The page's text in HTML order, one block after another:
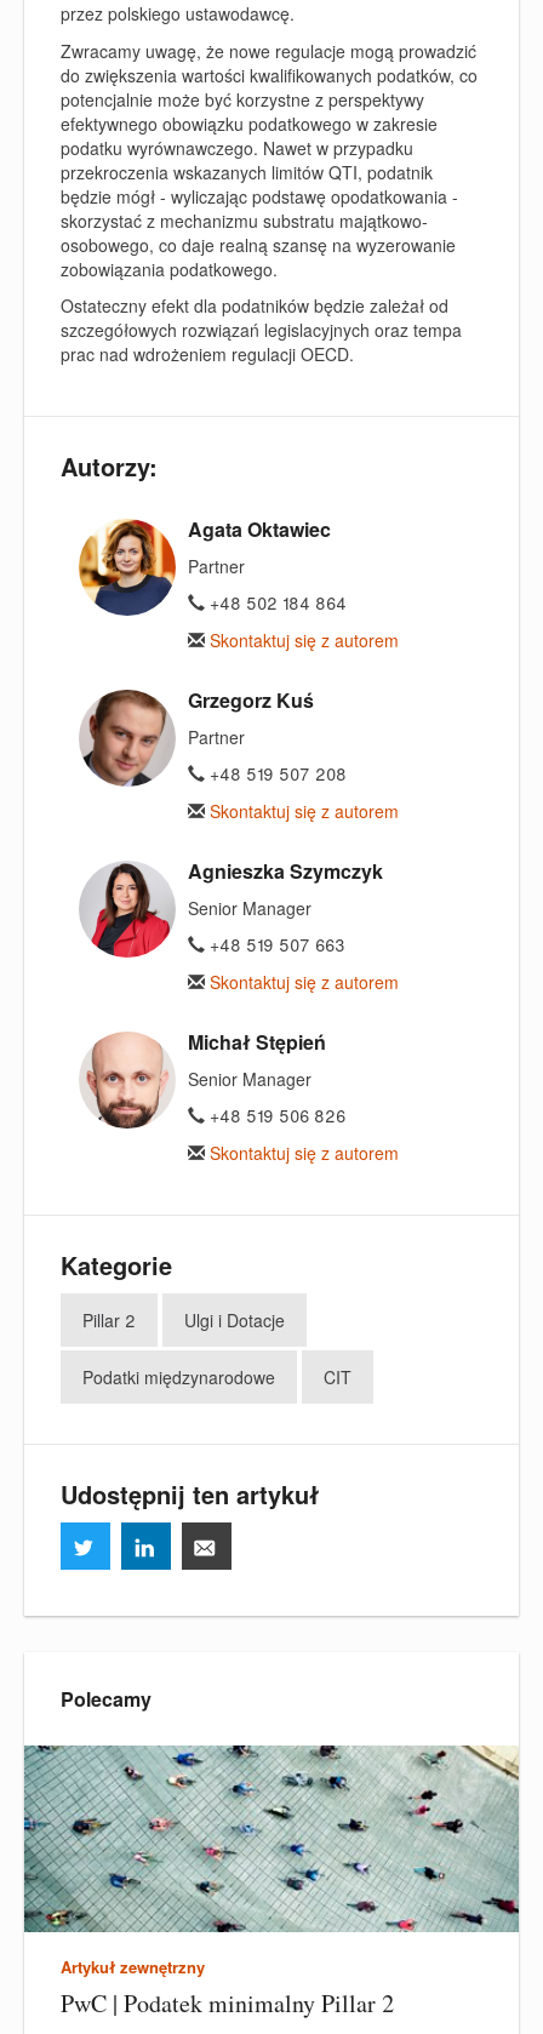
przez polskiego ustawodawcę.
Zwracamy uwagę, że nowe regulacje mogą prowadzić
do zwiększenia wartości kwalifikowanych podatków, co
potencjalnie może być korzystne z perspektywy
efektywnego obowiązku podatkowego w zakresie
podatku wyrównawczego. Nawet w przypadku
przekroczenia wskazanych limitów QTI, podatnik
będzie mógł - wyliczając podstawę opodatkowania -
skorzystać z mechanizmu substratu majątkowo-
osobowego, co daje realną szansę na wyzerowanie
zobowiązania podatkowego.
Ostateczny efekt dla podatników będzie zależał od
szczegółowych rozwiązań legislacyjnych oraz tempa
prac nad wdrożeniem regulacji OECD.
Autorzy:
Agata Oktawiec
Partner
+48 502 184 864
Skontaktuj się z autorem
Grzegorz Kuś
Partner
+48 519 507 208
Skontaktuj się z autorem
Agnieszka Szymczyk
Senior Manager
+48 519 507 663
Skontaktuj się z autorem
Michał Stępień
Senior Manager
+48 519 506 826
Skontaktuj się z autorem
Kategorie
Pillar 2 Ulgi i Dotacje
Podatki międzynarodowe CIT
Udostępnij ten artykuł
Polecamy
Artykuł zewnętrzny
PwC | Podatek minimalny Pillar 2